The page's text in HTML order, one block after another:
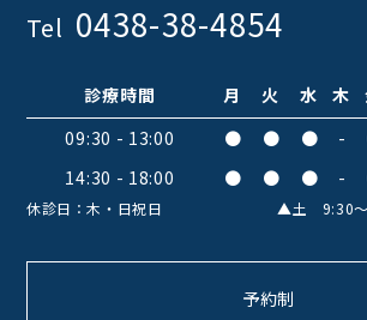
Tel 0438-38-4854
診療時間 月 火 水 木
09:30 - 13:00
● ● ● -
14:30 - 18:00
● ● ● -
休診日：木・日祝日 ▲土 9:30〜
予約制